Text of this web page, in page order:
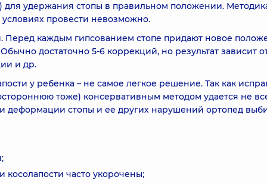
для удержания стопы в правильном положении.
провести невозможно.
Перед каждым гипсованием стопе придают новое
достаточно 5-6 коррекций, но результат зависит
и др.
у ребенка – не самое легкое решение. Так как
тоже) консервативным методом удается не
деформации стопы и ее других нарушений ортопед
косолапости часто укорочены;